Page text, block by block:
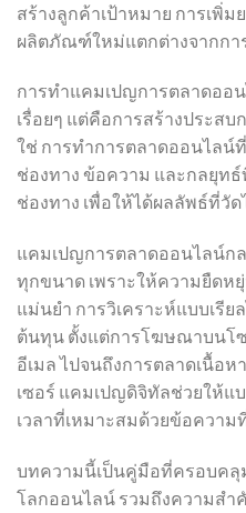
สร้างลูกค้าเป้าหมาย การเพิ่ม
ผลิตภัณฑ์ใหม่แตกต่างจากกา
การทำแคมเปญการตลาดออ
เรื่อยๆ แต่คือการสร้างประส
ใช่ การทำการตลาดออนไลน์
ช่องทาง ข้อความ และกลยุท
ช่องทาง เพื่อให้ได้ผลลัพธ์ที่วัด
แคมเปญการตลาดออนไลน์ก
ทุกขนาด เพราะให้ความยืดห
แม่นยำ การวิเคราะห์แบบเรี
ต้นทุน ตั้งแต่การโฆษณาบนโซ
อีเมล ไปจนถึงการตลาดเนื้อ
เซอร์ แคมเปญดิจิทัลช่วยให้แ
เวลาที่เหมาะสมด้วยข้อความ
บทความนี้เป็นคู่มือที่ครอบคลุ
โลกออนไลน์ รวมถึงความสำ